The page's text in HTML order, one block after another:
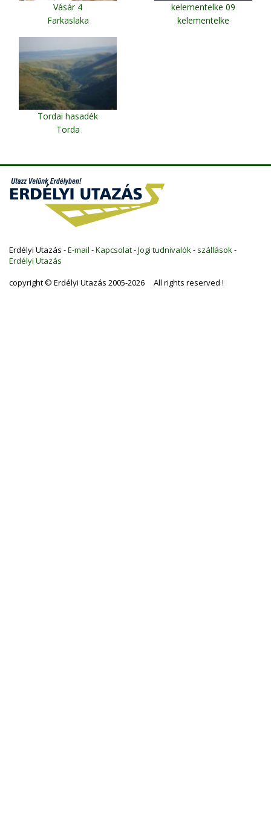
Vásár 4
Farkaslaka
kelementelke 09
kelementelke
Tordai hasadék
Torda
Erdélyi Utazás -E-mail -Kapcsolat-Jogi tudnivalók- szállások-
Erdélyi Utazás
copyright © Erdélyi Utazás 2005-2026 All rights reserved !